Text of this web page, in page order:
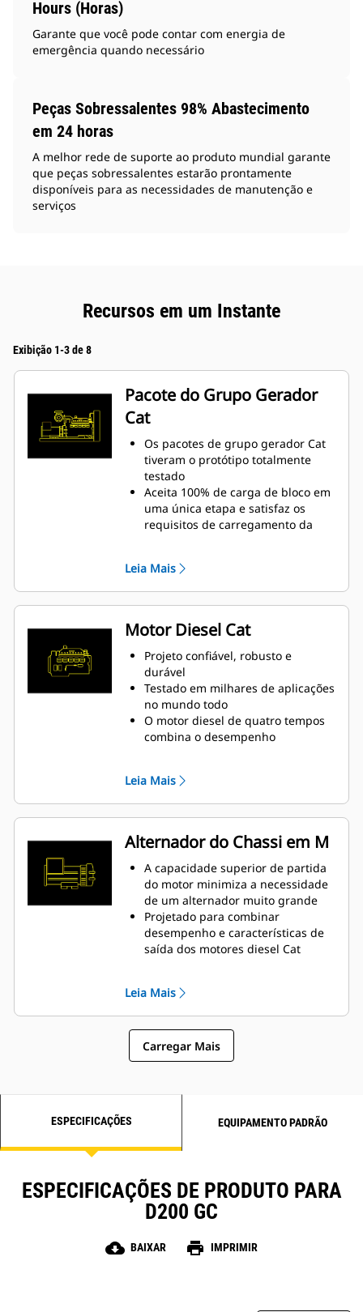
Hours (Horas)
Garante que você pode contar com energia de
emergência quando necessário
Peças Sobressalentes 98% Abastecimento
em 24 horas
A melhor rede de suporte ao produto mundial garante
que peças sobressalentes estarão prontamente
disponíveis para as necessidades de manutenção e
serviços
Recursos em um Instante
Exibição 1-3 de 8
Pacote do Grupo Gerador
Cat
Os pacotes de grupo gerador Cat
tiveram o protótipo totalmente
testado
Aceita 100% de carga de bloco em
uma única etapa e satisfaz os
requisitos de carregamento da
requisitos de estado estável e
resposta transiente da norma ISO
8528-5
Leia Mais
Motor Diesel Cat
Projeto confiável, robusto e
durável
Testado em milhares de aplicações
no mundo todo
O motor diesel de quatro tempos
combina o desempenho
peso mínimo
Leia Mais
Alternador do Chassi em M
A capacidade superior de partida
do motor minimiza a necessidade
de um alternador muito grande
Projetado para combinar
desempenho e características de
saída dos motores diesel Cat
Leia Mais
Carregar Mais
ESPECIFICAÇÕES EQUIPAMENTO PADRÃO
ESPECIFICAÇÕES DE PRODUTO PARA
D200 GC
cloud_download BAIXAR print IMPRIMIR